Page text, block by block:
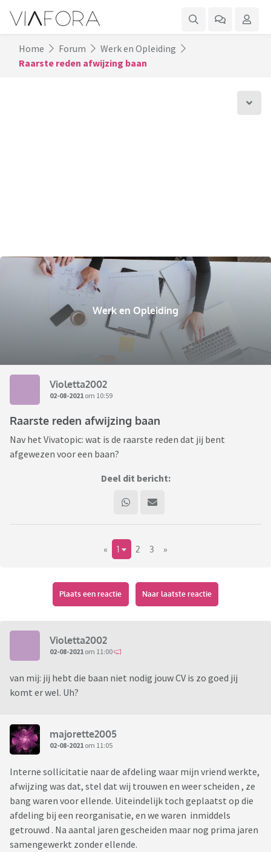
Home Forum
Werk en Opleiding
Raarste reden afwijzing baan
Werk en Opleiding
Violetta2002
02-08-2021 om 10:59
Raarste reden afwijzing baan
Nav het Vivatopic: wat is de raarste reden dat jij bent
afgewezen voor een baan?
Deel dit bericht:
« 1 2 3 »
Plaats een reactie Naar laatste reactie
Violetta2002
02-08-2021 om 11:00
van mij: jij hebt die baan niet nodig jouw CV is zo goed jij
komt er wel. Uh?
majorette2005
02-08-2021 om 11:05
Interne sollicitatie naar de afdeling waar mijn vriend werkte,
afwijzing was dat, stel dat wij trouwen en weer scheiden , ze
bang waren voor ellende. Uiteindelijk toch geplaatst op die
afdeling bij een reorganisatie, en we waren inmiddels
getrouwd . Na aantal jaren gescheiden maar nog prima jaren
samengewerkt zonder ellende.